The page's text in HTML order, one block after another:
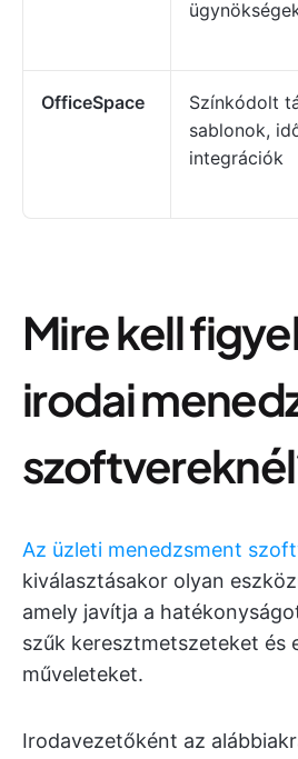
OfficeSpace
Színkódolt
sablonok,
integrációk
Mire kell
irodai
Az üzleti menedzsment
kiválasztásakor olyan
amely javítja a
szűk keresztmetszeteket és
műveleteket.
Irodavezetőként az